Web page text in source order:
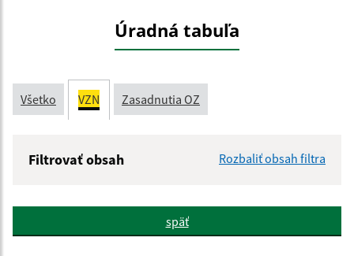
Úradná tabuľa
Všetko VZN Zasadnutia OZ
Filtrovať obsah Rozbaliť obsah filtra
Popis:
späť